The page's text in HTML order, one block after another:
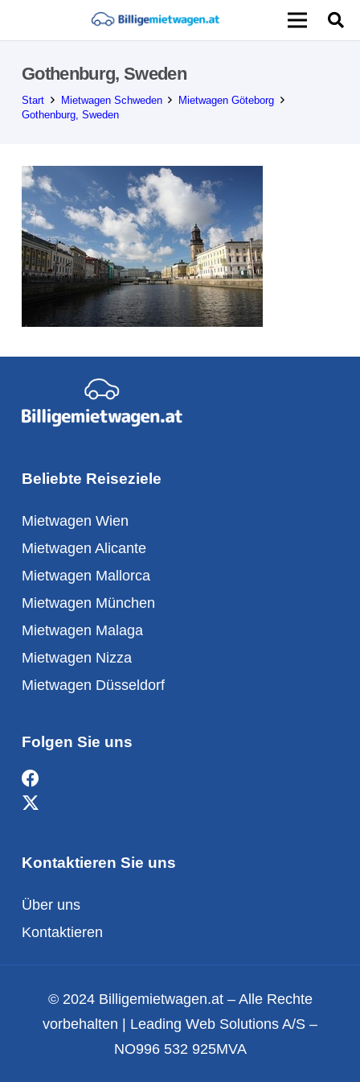
Gothenburg, Sweden
Start Mietwagen Schweden
Mietwagen Göteborg
Gothenburg, Sweden
Beliebte Reiseziele
Mietwagen Wien
Mietwagen Alicante
Mietwagen Mallorca
Mietwagen München
Mietwagen Malaga
Mietwagen Nizza
Mietwagen Düsseldorf
Folgen Sie uns
Kontaktieren Sie uns
Über uns
Kontaktieren
© 2024 Billigemietwagen.at – Alle Rechte
vorbehalten | Leading Web Solutions A/S –
NO996 532 925MVA